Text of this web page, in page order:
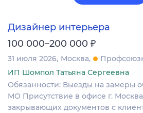
Дизайнер интерьера
100 000–200 000 ₽
31 июля 2026 Москва
ИП Шомпол Татьяна Сергеевна
Обязанности: Выезды на замеры
МО Присутствие в офисе г.
закрывающих документов с